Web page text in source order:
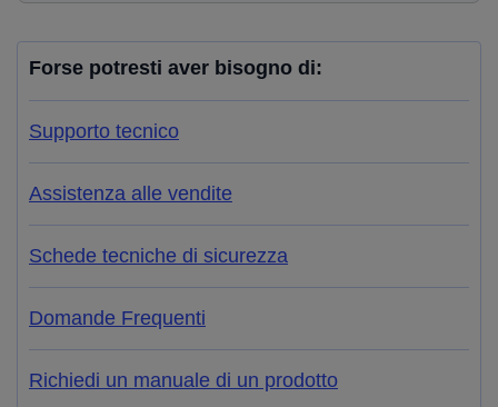
Forse potresti aver bisogno di:
Supporto tecnico
Assistenza alle vendite
Schede tecniche di sicurezza
Domande Frequenti
Richiedi un manuale di un prodotto